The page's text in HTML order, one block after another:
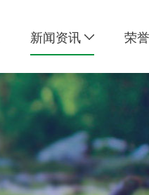
新闻资讯 荣